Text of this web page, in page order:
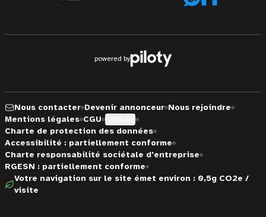
powered by
Nous contacter Devenir annonceur Nous rejoindre
Mentions légales CGU
Charte de protection des données
Accessibilité : partiellement conforme
Charte responsabilité sociétale d'entreprise
RGESN : partiellement conforme
Votre navigation sur le site émet environ : 0,5g CO2e /
visite